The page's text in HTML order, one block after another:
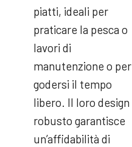
piatti, ideali per
praticare la pesca o
lavori di
manutenzione o per
godersi il tempo
libero. Il loro design
robusto garantisce
un’affidabilità di